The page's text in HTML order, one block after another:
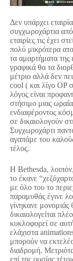
Δεν υπάρχει
συγχωροχάρτια
εταιρίες τις έχει
πολύ μικρότερα
τα αμαρτήματα της
γραφικά θα τα
μέτριο αλλά δεν
cool ( και λίγο OP
λόγος είναι
στήσιμο μιας
ενδιαφέροντος
σε δικαιολογούν
Συγχωροχάρτι
αγαπάμε του
τέλος.
Η Bethesda,
το έκανε
με όλο του το
παραμυθάς έγινε
γίνηκανε
δικαιολογείται
κυκλοφορεί σε
ελάχιστα
μπορούν να
διαδρομή.
επί της ουσίας